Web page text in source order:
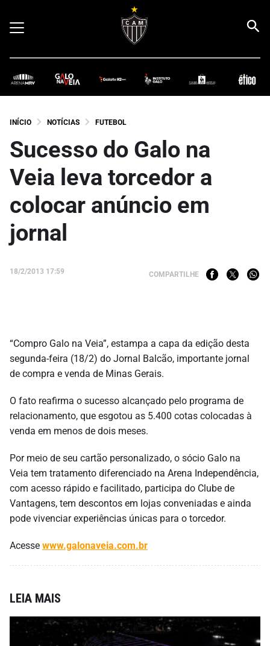
INÍCIO NOTÍCIAS FUTEBOL
Sucesso do Galo na
Veia leva torcedor a
colocar anúncio em
jornal
18/2/2013 17:59 COMPARTILHE
“Compro Galo na Veia”, estampa a capa da edição desta
segunda-feira (18/2) do Jornal Balcão, importante jornal
de compra e venda de Minas Gerais.
O fato reafirma o sucesso alcançado pelo programa de
relacionamento, que esgotou as 5.400 cotas colocadas à
venda em menos de dois meses.
Por meio de seu cartão personalizado, o sócio Galo na
Veia tem tratamento diferenciado na Arena Independência,
com acesso rápido e facilitado, participa do Clube de
Vantagens, tem descontos em lojas conveniadas e ainda
pode vivenciar experiências únicas para o torcedor.
Acesse www.galonaveia.com.br
LEIA MAIS